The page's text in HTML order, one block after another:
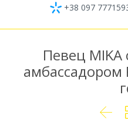
+38 097
Певец MIKA
амбассадором
